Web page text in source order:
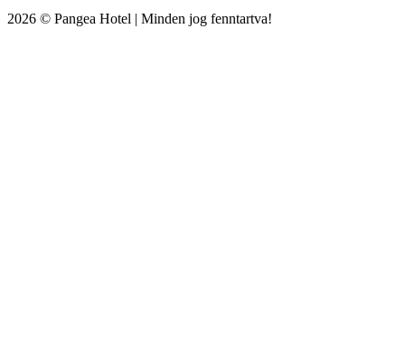
2026 © Pangea Hotel | Minden jog fenntartva!